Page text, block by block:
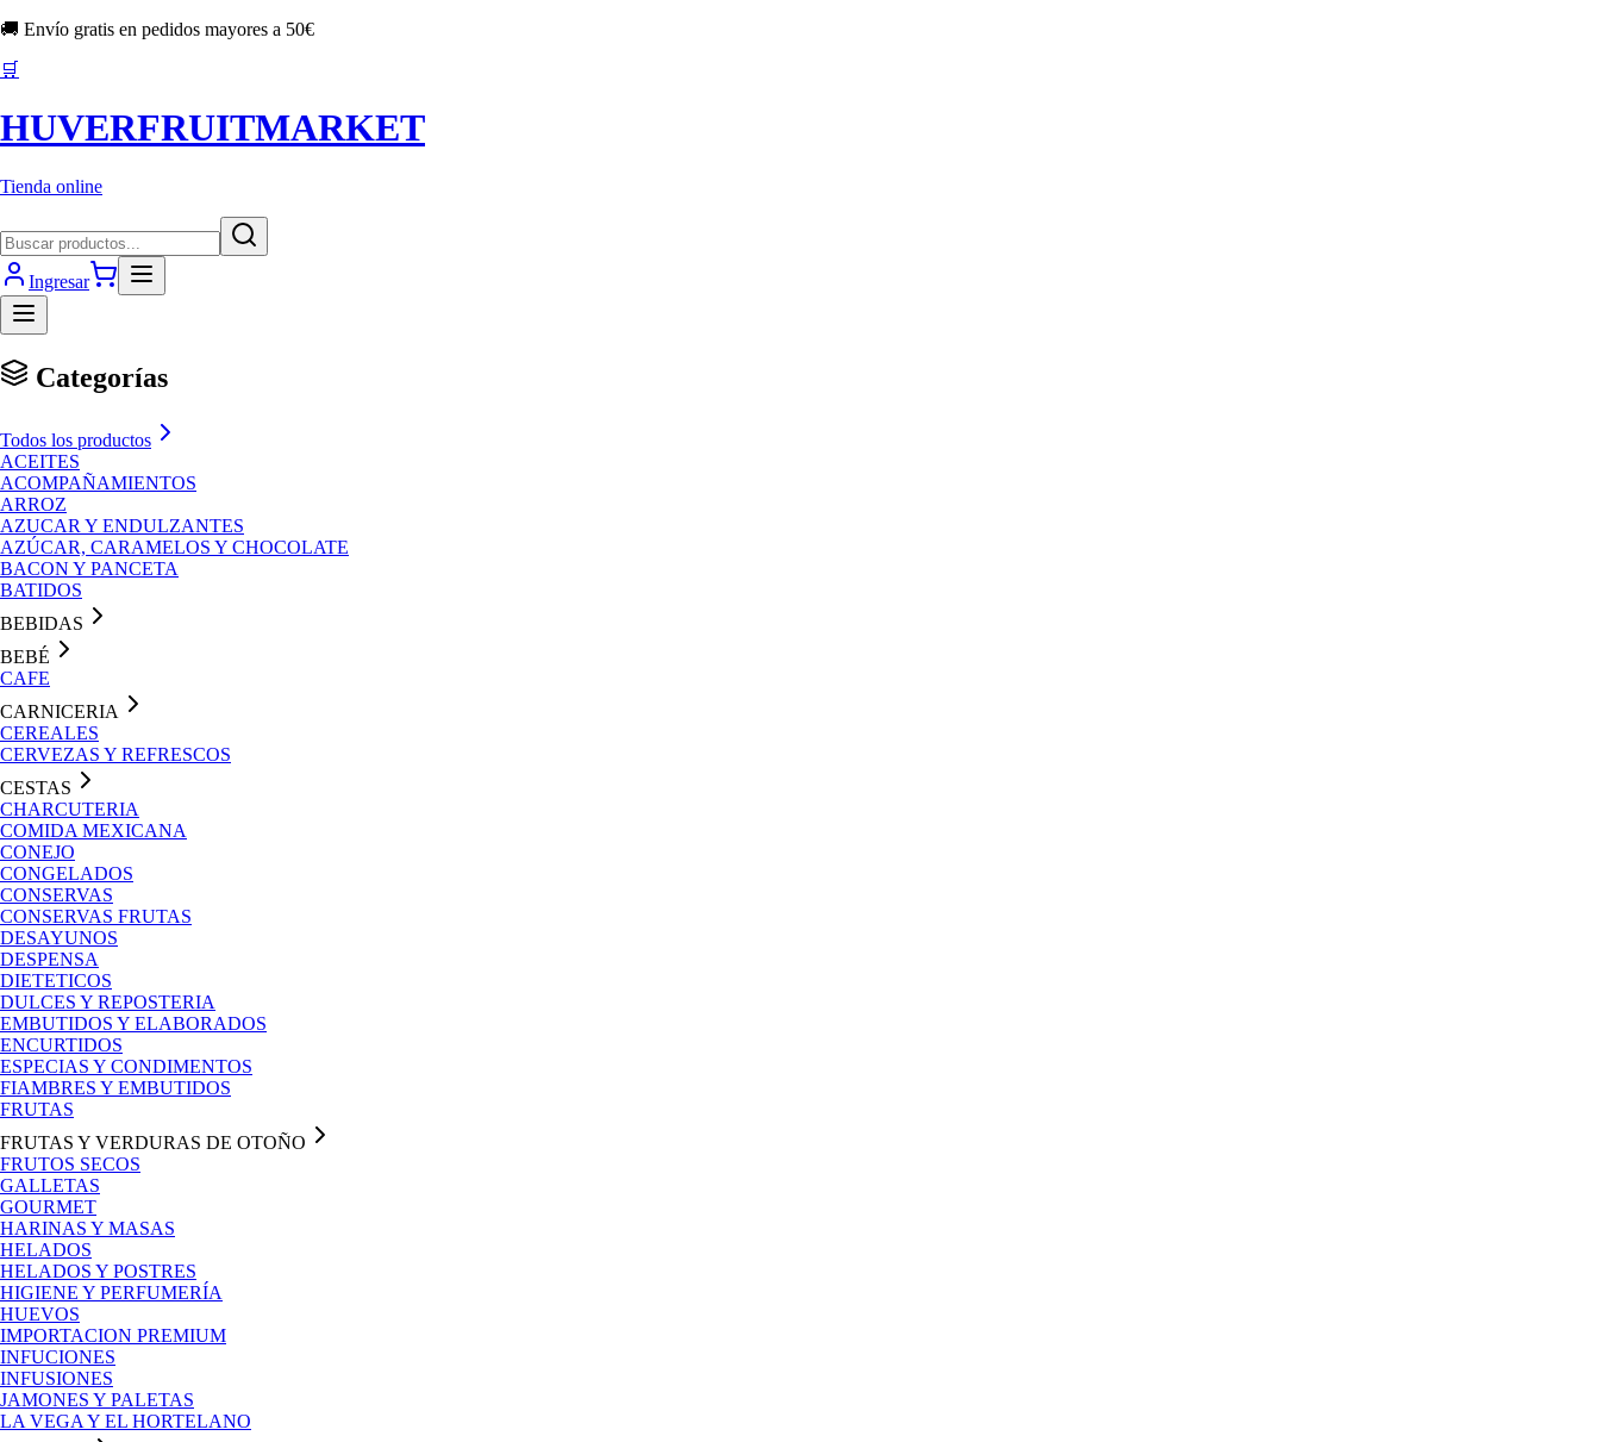
🚚 Envío gratis en pedidos mayores a 50€
🛒
HUVERFRUITMARKET
Tienda online
Ingresar
Categorías
Todos los productos
ACEITES
ACOMPAÑAMIENTOS
ARROZ
AZUCAR Y ENDULZANTES
AZÚCAR, CARAMELOS Y CHOCOLATE
BACON Y PANCETA
BATIDOS
BEBIDAS
BEBÉ
CAFE
CARNICERIA
CEREALES
CERVEZAS Y REFRESCOS
CESTAS
CHARCUTERIA
COMIDA MEXICANA
CONEJO
CONGELADOS
CONSERVAS
CONSERVAS FRUTAS
DESAYUNOS
DESPENSA
DIETETICOS
DULCES Y REPOSTERIA
EMBUTIDOS Y ELABORADOS
ENCURTIDOS
ESPECIAS Y CONDIMENTOS
FIAMBRES Y EMBUTIDOS
FRUTAS
FRUTAS Y VERDURAS DE OTOÑO
FRUTOS SECOS
GALLETAS
GOURMET
HARINAS Y MASAS
HELADOS
HELADOS Y POSTRES
HIGIENE Y PERFUMERÍA
HUEVOS
IMPORTACION PREMIUM
INFUCIONES
INFUSIONES
JAMONES Y PALETAS
LA VEGA Y EL HORTELANO